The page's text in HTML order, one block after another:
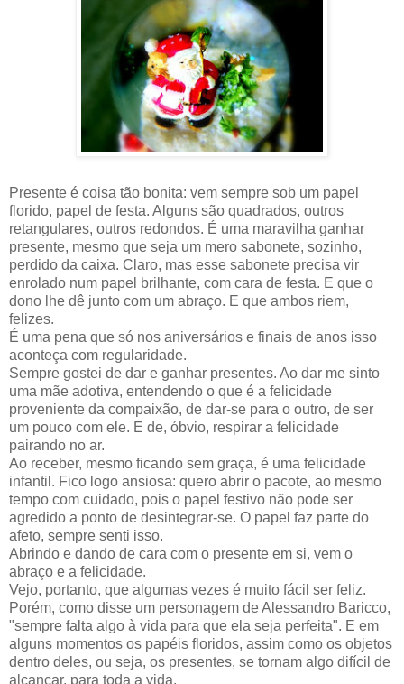
Presente é coisa tão bonita: vem sempre sob um papel
florido, papel de festa. Alguns são quadrados, outros
retangulares, outros redondos. É uma maravilha ganhar
presente, mesmo que seja um mero sabonete, sozinho,
perdido da caixa. Claro, mas esse sabonete precisa vir
enrolado num papel brilhante, com cara de festa. E que o
dono lhe dê junto com um abraço. E que ambos riem,
felizes.
É uma pena que só nos aniversários e finais de anos isso
aconteça com regularidade.
Sempre gostei de dar e ganhar presentes. Ao dar me sinto
uma mãe adotiva, entendendo o que é a felicidade
proveniente da compaixão, de dar-se para o outro, de ser
um pouco com ele. E de, óbvio, respirar a felicidade
pairando no ar.
Ao receber, mesmo ficando sem graça, é uma felicidade
infantil. Fico logo ansiosa: quero abrir o pacote, ao mesmo
tempo com cuidado, pois o papel festivo não pode ser
agredido a ponto de desintegrar-se. O papel faz parte do
afeto, sempre senti isso.
Abrindo e dando de cara com o presente em si, vem o
abraço e a felicidade.
Vejo, portanto, que algumas vezes é muito fácil ser feliz.
Porém, como disse um personagem de Alessandro Baricco,
"sempre falta algo à vida para que ela seja perfeita". E em
alguns momentos os papéis floridos, assim como os objetos
dentro deles, ou seja, os presentes, se tornam algo difícil de
alcançar, para toda a vida.